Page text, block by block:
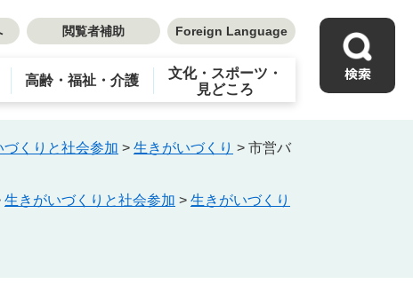
閲覧者補助 Foreign Language
高齢・福祉・介護
文化・スポーツ・
見どころ
づくりと社会参加 > 生きがいづくり > 市営バ
生きがいづくりと社会参加 > 生きがいづくり